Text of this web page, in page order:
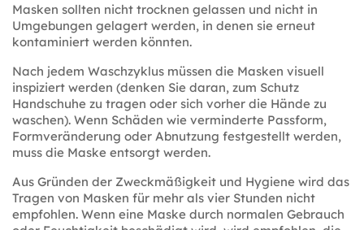
Masken sollten nicht trocknen gelassen und nicht in
Umgebungen gelagert werden, in denen sie erneut
kontaminiert werden könnten.
Nach jedem Waschzyklus müssen die Masken visuell
inspiziert werden (denken Sie daran, zum Schutz
Handschuhe zu tragen oder sich vorher die Hände zu
waschen). Wenn Schäden wie verminderte Passform,
Formveränderung oder Abnutzung festgestellt werden,
muss die Maske entsorgt werden.
Aus Gründen der Zweckmäßigkeit und Hygiene wird das
Tragen von Masken für mehr als vier Stunden nicht
empfohlen. Wenn eine Maske durch normalen Gebrauch